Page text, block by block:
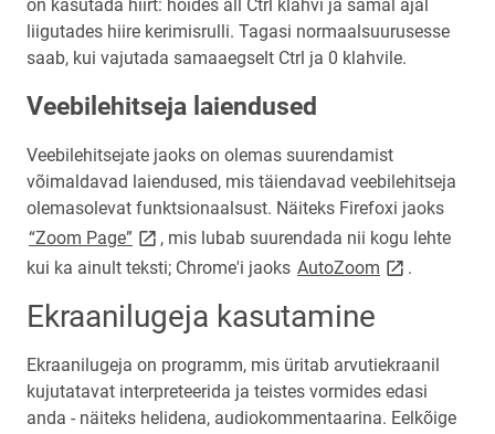
on kasutada hiirt: hoides all Ctrl klahvi ja samal ajal
liigutades hiire kerimisrulli. Tagasi normaalsuurusesse
saab, kui vajutada samaaegselt Ctrl ja 0 klahvile.
Veebilehitseja laiendused
Veebilehitsejate jaoks on olemas suurendamist
võimaldavad laiendused, mis täiendavad veebilehitseja
olemasolevat funktsionaalsust. Näiteks Firefoxi jaoks
“Zoom Page” link opens on new page
, mis lubab suurendada nii kogu lehte
kui ka ainult teksti; Chrome'i jaoks AutoZoom link opens on
.
Ekraanilugeja kasutamine
Ekraanilugeja on programm, mis üritab arvutiekraanil
kujutatavat interpreteerida ja teistes vormides edasi
anda - näiteks helidena, audiokommentaarina. Eelkõige